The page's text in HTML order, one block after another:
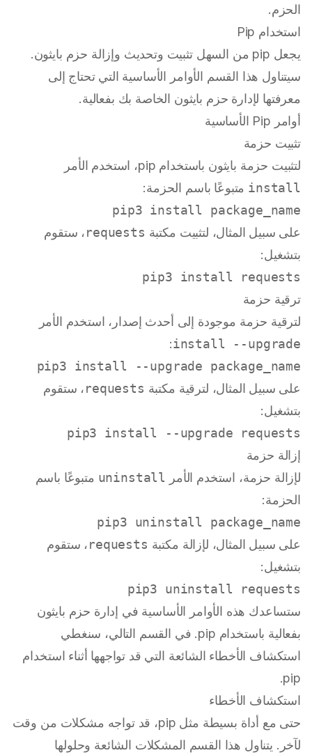
الحزم.
استخدام Pip
يجعل pip من السهل تثبيت وتحديث وإزالة حزم بايثون.
سيتناول هذا القسم الأوامر الأساسية التي تحتاج إلى
معرفتها لإدارة حزم بايثون الخاصة بك بفعالية.
أوامر Pip الأساسية
تثبيت حزمة
لتثبيت حزمة بايثون باستخدام pip، استخدم الأمر
install متبوعًا باسم الحزمة:
pip3 install package_name
على سبيل المثال، لتثبيت مكتبة requests، ستقوم
بتشغيل:
pip3 install requests
ترقية حزمة
لترقية حزمة موجودة إلى أحدث إصدار، استخدم الأمر
install --upgrade
:
pip3 install --upgrade package_name
على سبيل المثال، لترقية مكتبة requests، ستقوم
بتشغيل:
pip3 install --upgrade requests
إزالة حزمة
لإزالة حزمة، استخدم الأمر uninstall متبوعًا باسم
الحزمة:
pip3 uninstall package_name
على سبيل المثال، لإزالة مكتبة requests، ستقوم
بتشغيل:
pip3 uninstall requests
ستساعدك هذه الأوامر الأساسية في إدارة حزم بايثون
بفعالية باستخدام pip. في القسم التالي، سنغطي
استكشاف الأخطاء الشائعة التي قد تواجهها أثناء استخدام
pip.
استكشاف الأخطاء
حتى مع أداة بسيطة مثل pip، قد تواجه مشكلات من وقت
لآخر. يتناول هذا القسم المشكلات الشائعة وحلولها